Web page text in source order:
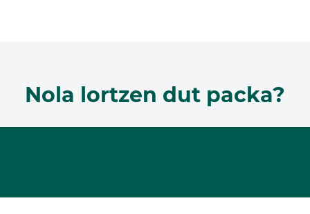
Nola lortzen dut packa?